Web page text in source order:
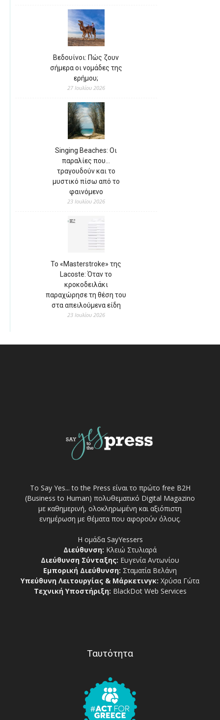
Βεδουίνοι: Πώς ζουν
σήμερα οι νομάδες της
ερήμου;
27 Ιουλίου 2026
Singing Beaches: Οι
παραλίες που…
τραγουδούν και το
μυστικό πίσω από το
φαινόμενο
23 Ιουλίου 2026
Το «Masterstroke» της
Lacoste: Όταν το
κροκοδειλάκι
παραχώρησε τη θέση του
στα απειλούμενα είδη
23 Ιουλίου 2026
Το Say Yes... to the Press είναι το πρώτο free Β2Η
(Business to Human) πολυθεματικό Digital Magazino
με καθημερινή, ολοκληρωμένη και αξιόπιστη
ενημέρωση με θέματα που αφορούν όλους.
Η ομάδα SayYessers
Διεύθυνση: Κλειώ Στυλιαρά
Διεύθυνση Σύνταξης: Ευγενία Αντωνίου
Εμπορική Διεύθυνση: Σταματία Βελάνη
Υπεύθυνη Λειτουργίας & Μάρκετινγκ: Χρύσα Γώτα
Τεχνική Υποστήριξη: BlackDot Web Services
Ταυτότητα